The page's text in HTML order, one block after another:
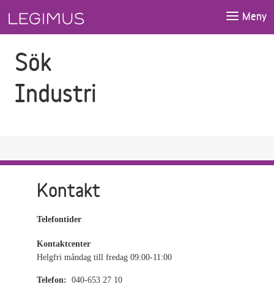
Meny
Sök
Industri
Kontakt
Telefontider
Kontaktcenter
Helgfri måndag till fredag 09:00-11:00
Telefon: 040-653 27 10